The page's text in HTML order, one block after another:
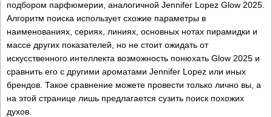
подбором парфюмерии, аналогичной Jennifer Lopez Glow 2025.
Алгоритм поиска использует схожие параметры в
наименованиях, сериях, линиях, основных нотах пирамидки и
массе других показателей, но не стоит ожидать от
искусственного интеллекта возможность понюхать Glow 2025 и
сравнить его с другими ароматами Jennifer Lopez или иных
брендов. Такое сравнение можете провести только лично вы, а
на этой странице лишь предлагается сузить поиск похожих
духов.